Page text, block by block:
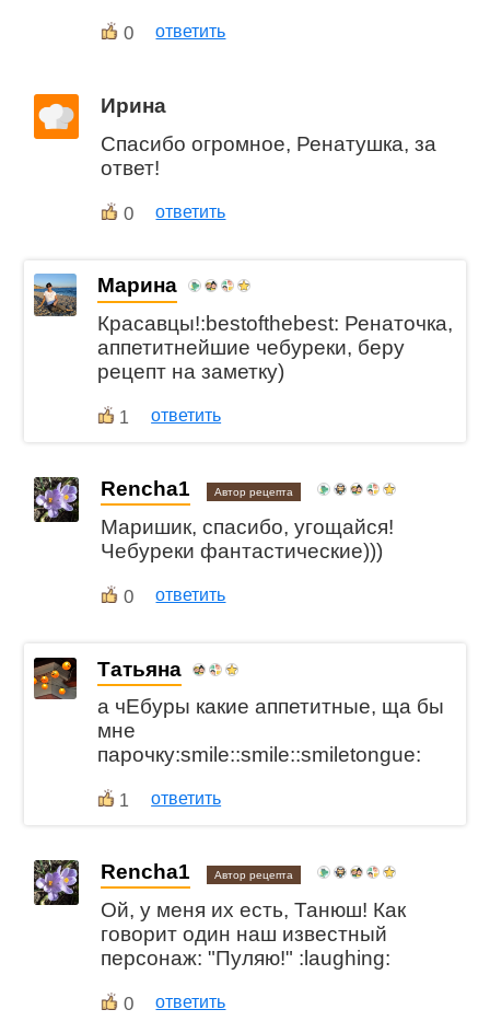
0 ответить
Ирина
Спасибо огромное, Ренатушка, за
ответ!
0 ответить
Марина
Красавцы!:bestofthebest: Ренаточка,
аппетитнейшие чебуреки, беру
рецепт на заметку)
1 ответить
Rencha1 Автор рецепта
Маришик, спасибо, угощайся!
Чебуреки фантастические)))
0 ответить
Татьяна
а чЕбуры какие аппетитные, ща бы
мне
парочку:smile::smile::smiletongue:
1 ответить
Rencha1 Автор рецепта
Ой, у меня их есть, Танюш! Как
говорит один наш известный
персонаж: "Пуляю!" :laughing:
0 ответить